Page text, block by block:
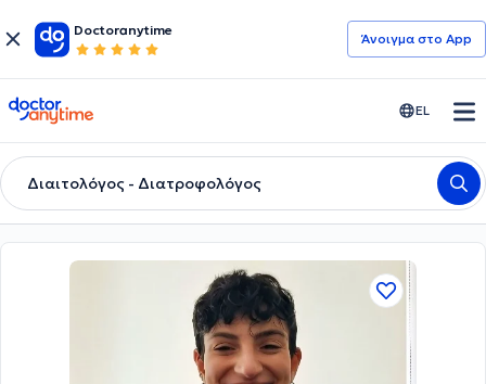
Doctoranytime
Άνοιγμα στο App
doctoranytime EL
Διαιτολόγος - Διατροφολόγος